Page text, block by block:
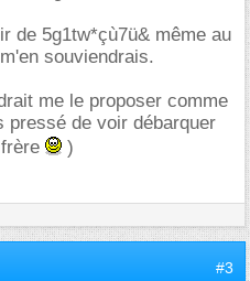
de 5g1tw*çù7ü& même au
souviendrais.
me le proposer comme
pressé de voir débarquer
)
#3